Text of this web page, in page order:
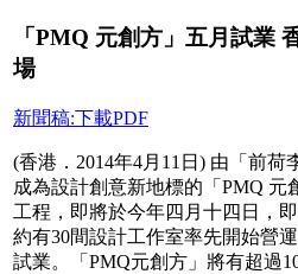
「PMQ 元創方」五月試業
場
新聞稿:下載PDF
(香港．2014年4月11日) 由「前
成為設計創意新地標的「PMQ 元
工程，即將於今年四月十四日，
約有30間設計工作室率先開始營
試業。「PMQ元創方」將有超過